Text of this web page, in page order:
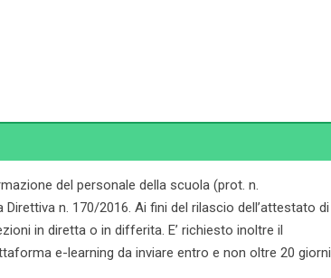
del personale della scuola (prot. n.
n. 170/2016. Ai fini del rilascio dell’attestato di
in diretta o in differita. E’ richiesto inoltre il
e-learning da inviare entro e non oltre 20 giorni